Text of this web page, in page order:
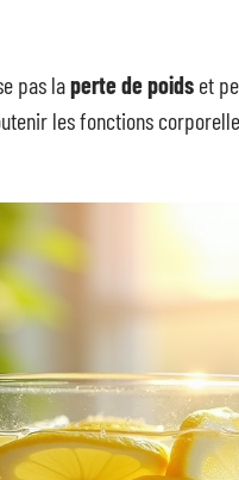
pas laperte de poids et
les fonctions